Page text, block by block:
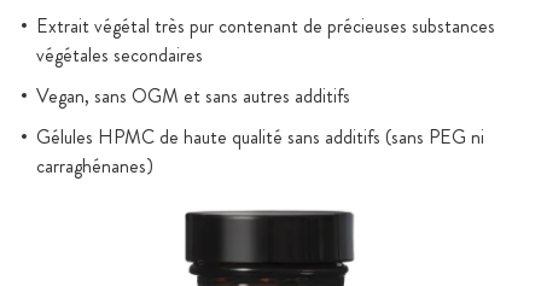
Extrait végétal très pur contenant de précieuses substances
végétales secondaires
Vegan, sans OGM et sans autres additifs
Gélules HPMC de haute qualité sans additifs (sans PEG ni
carraghénanes)